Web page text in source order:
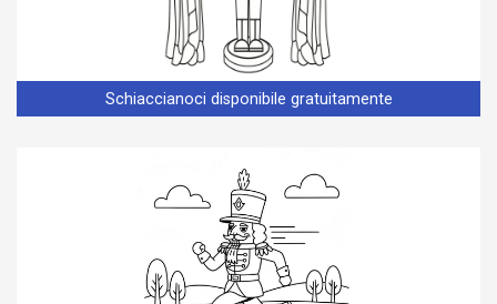
Schiaccianoci disponibile gratuitamente